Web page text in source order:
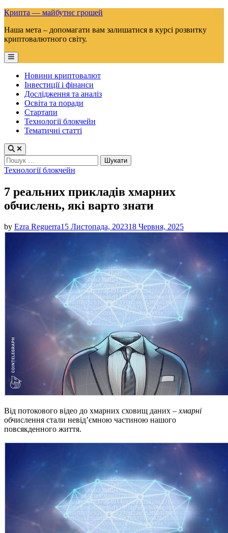
Skip
content
Крипта — майбутнє грошей
Наша мета – допомагати вам залишатися в курсі розвитку
криптовалютного світу.
Main
Menu
Новини криптовалют
Інвестиції і фінанси
Дослідження та аналіз
Освіта та поради
Стартапи
Технології блокчейн
Тематичні статті
Пошук:
Posted
Технології блокчейн
7 реальних прикладів хмарних
обчислень, які варто знати
by Ezra Reguerra15 Листопада, 202318 Червня, 2025
Від потокового відео до хмарних сховищ даних –хмарні
обчислення стали невід’ємною частиною нашого
повсякденного життя.